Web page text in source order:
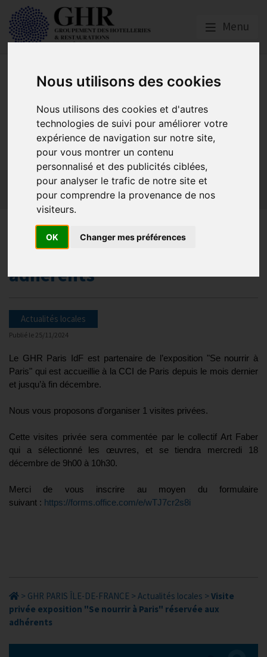
Nous utilisons des cookies
Nous utilisons des cookies et d'autres
technologies de suivi pour améliorer votre
expérience de navigation sur notre site,
pour vous montrer un contenu
personnalisé et des publicités ciblées,
pour analyser le trafic de notre site et
pour comprendre la provenance de nos
visiteurs.
OK Changer mes préférences
Menu
GHR PARIS ÎLE-DE-
FRANCE
Actualités Qui sommes-nous ?
GHR National
Partenaires
Contact adhésion
Visite privée exposition "Se
nourrir à Paris" réservée aux
adhérents
Actualités locales
Publié le 25/11/2024
Le GHR Paris IdF est partenaire de l’exposition "Se nourrir à
Paris" qui est accueillie à la CCI de Paris depuis le mois dernier
et jusqu’à fin décembre.
N ous vous proposons d’organiser 1 visites privées.
Cette visites privée sera commentée par le collectif Art Faber
qui a sélectionné les œuvres, et se tiendra mercredi 18
décembre de 9h00 à 10h30.
Merci de vous inscrire au moyen du formulaire
suivant : https://forms.office.com/e/wTJ7cr2s8i
> GHR PARIS ÎLE-DE-FRANCE > Actualités locales > Visite
privée exposition "Se nourrir à Paris" réservée aux
adhérents